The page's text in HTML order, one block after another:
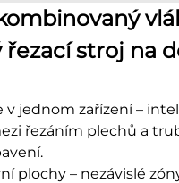
řezací stroj na
v jednom zařízení –
řezáním plechů a
plochy – nezávislé